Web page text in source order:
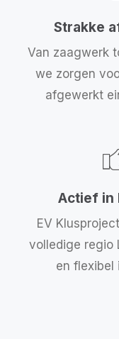
Strakke
Van zaagwerk
we zorgen
afgewerkt
Actief in
EV
volledige regio
en flexibel